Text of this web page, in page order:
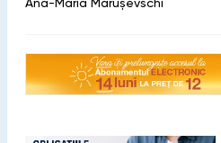
Ana-Maria Marușevschi